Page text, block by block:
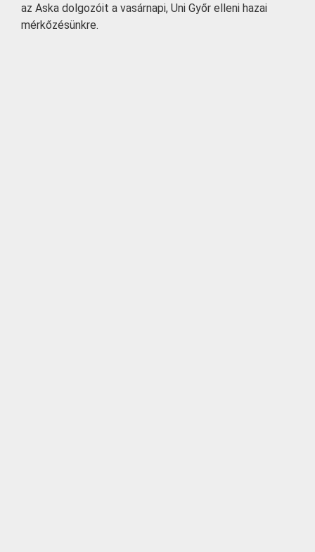
az Aska dolgozóit a vasárnapi, Uni Győr elleni hazai
mérkőzésünkre.